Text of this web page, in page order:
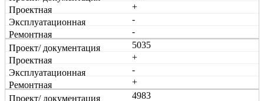
+
-
-
5035
+
-
+
4983